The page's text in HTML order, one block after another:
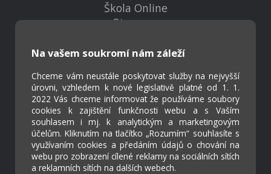
Na vašem soukromí nám záleží
Chceme vám neustále poskytovat služby na nejvyšší
úrovni, vzhledem k nové legislativě platné od 1. 1.
2022 Vás chceme informovat že používáme soubory
cookies k zajištění funkčnosti webu a s Vaším
souhlasem i mj. k analytickým a marketingovým
účelům. Kliknutím na tlačítko „Rozumím“ souhlasíte s
využívaním cookies a předáním údajů o chování na
webu pro zobrazení cílené reklamy na sociálních sítích
a reklamních sítích na dalších webech.
Škola Online
Strava.cz
Kontakty
Projekty
Virtuální prohlídka
Cookies
Přístupnost
Přihlášení